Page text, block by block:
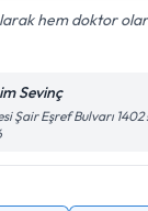
hem doktor
Sevinç
Şair Eşref Bulvarı 1402